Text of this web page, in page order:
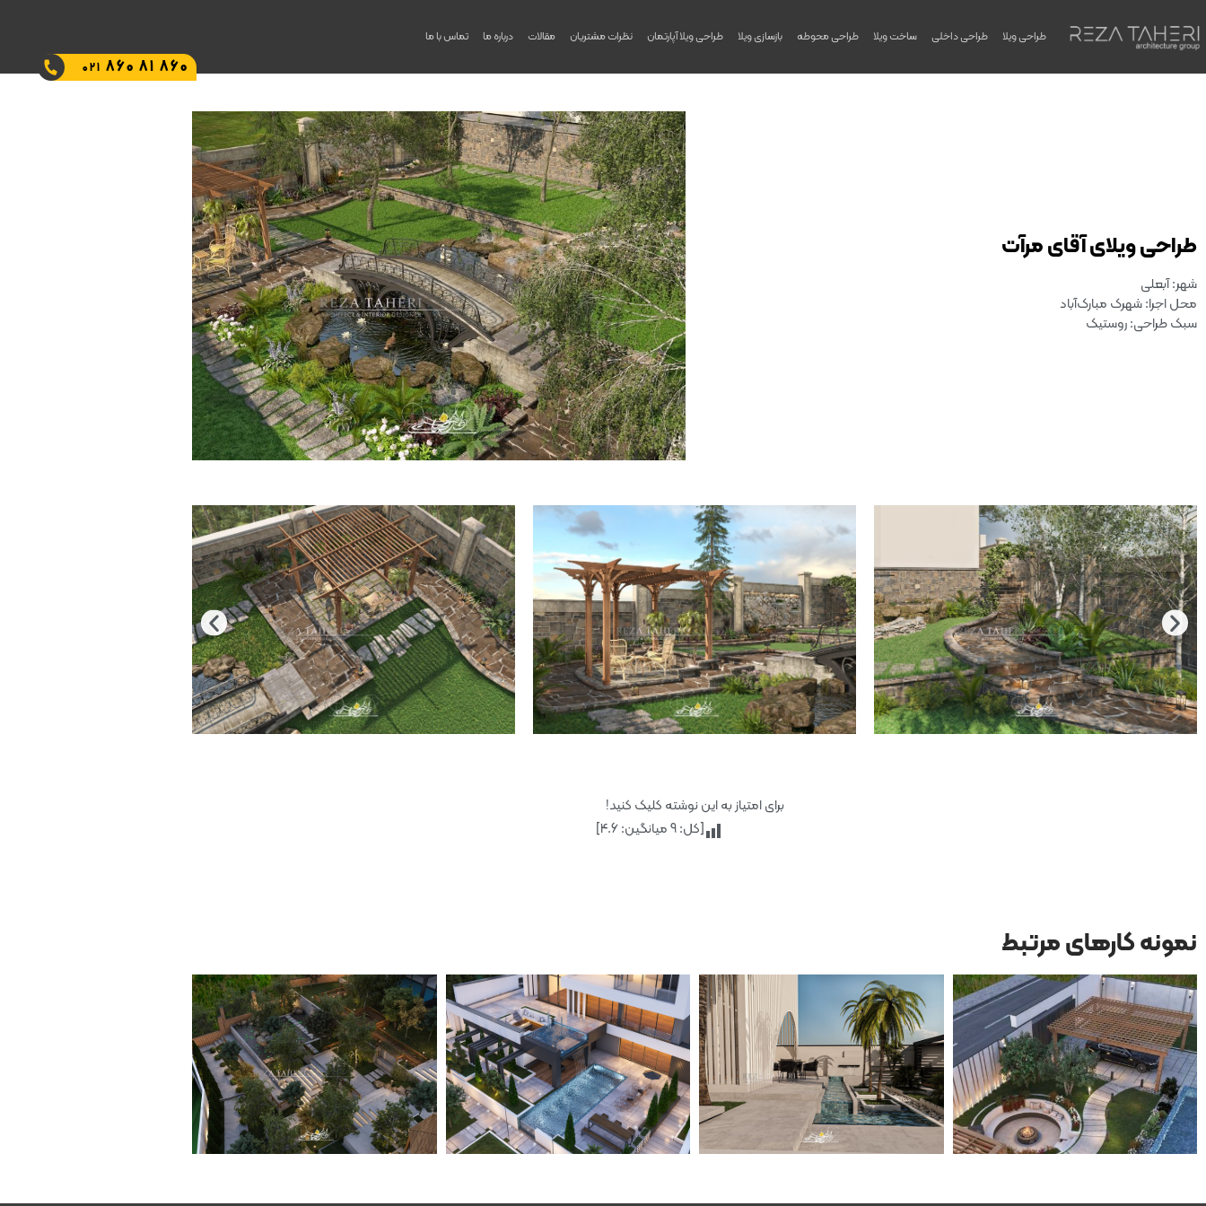
طراحی ویلا طراحی داخلی ساخت ویلا طراحی محوطه بازسازی ویلا طراحی ویلا آپارتمان نظرات مشتریان مقالات درباره ما
تماس با ما
021 860 81 860
طراحی ویلای آقای مرآت
شهر: آبعلی
محل اجرا: شهرک مبارک‌آباد
سبک طراحی: روستیک
برای امتیاز به این نوشته کلیک کنید!
[کل:9میانگین:4.6
]
نمونه کارهای مرتبط